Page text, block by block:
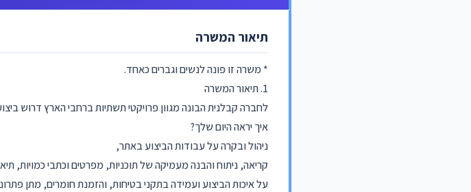
תיאור המשרה
* משרה זו פונה לנשים וגברים כאחד.
1. תיאור המשרה
לחברה קבלנית הבונה מגוון פרויקטי תשתיות ברחבי הארץ דרוש
איך יראה היום שלך?
ניהול ובקרה על עבודות הביצוע באתר,
קריאה, ניתוח והבנה מעמיקה של תוכניות, מפרטים וכתבי כמויות,
על איכות הביצוע ועמידה בתקני בטיחות, והזמנת חומרים, מתן